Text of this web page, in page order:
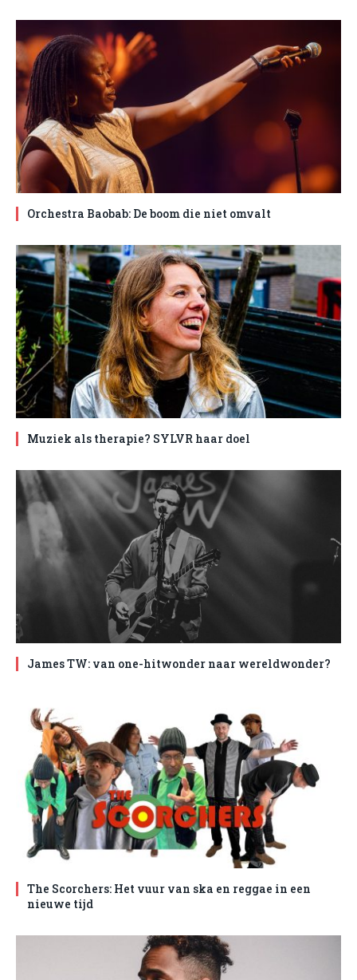
Orchestra Baobab: De boom die niet omvalt
Muziek als therapie? SYLVR haar doel
James TW: van one-hitwonder naar wereldwonder?
The Scorchers: Het vuur van ska en reggae in een
nieuwe tijd